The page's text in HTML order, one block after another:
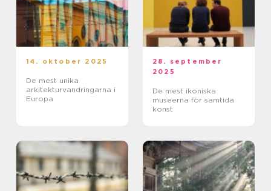
14. oktober 2025
De mest unika
arkitekturvandringarna i
Europa
28. september
2025
De mest ikoniska
museerna för samtida
konst